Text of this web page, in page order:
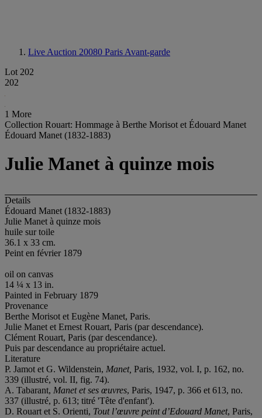
Live Auction 20080 Paris Avant-garde
Lot 202
202
1 More
Collection Rouart: Hommage à Berthe Morisot et Édouard Manet
Édouard Manet (1832-1883)
Julie Manet à quinze mois
Details
Édouard Manet (1832-1883)
Julie Manet à quinze mois
huile sur toile
36.1 x 33 cm.
Peint en février 1879
oil on canvas
14 ¼ x 13 in.
Painted in February 1879
Provenance
Berthe Morisot et Eugène Manet, Paris.
Julie Manet et Ernest Rouart, Paris (par descendance).
Clément Rouart, Paris (par descendance).
Puis par descendance au propriétaire actuel.
Literature
P. Jamot et G. Wildenstein, Manet, Paris, 1932, vol. I, p. 162, no.
339 (illustré, vol. II, fig. 74).
A. Tabarant, Manet et ses œuvres, Paris, 1947, p. 366 et 613, no.
337 (illustré, p. 613; titré 'Tête d'enfant').
D. Rouart et S. Orienti, Tout l’œuvre peint d’Edouard Manet, Paris,